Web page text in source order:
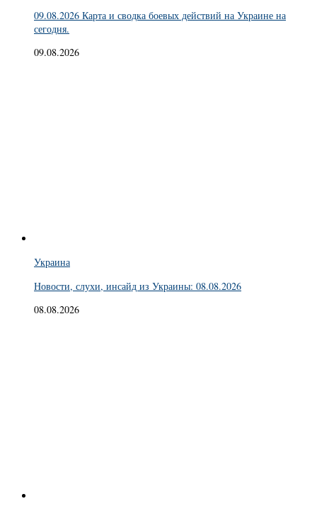
09.08.2026 Карта и сводка боевых действий на Украине на
сегодня.
09.08.2026
Украина
Новости, слухи, инсайд из Украины: 08.08.2026
08.08.2026